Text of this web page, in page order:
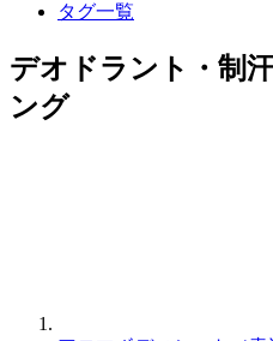
タグ一覧
デオドラント・制
ング